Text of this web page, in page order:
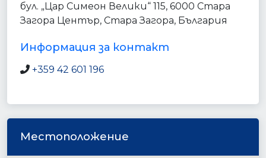
бул. „Цар Симеон Велики“ 115, 6000 Стара
Загора Център, Стара Загора, България
Информация за контакт
+359 42 601 196
Местоположение